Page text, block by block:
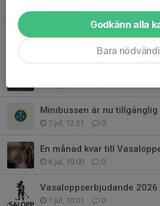
Minibussen är nu
7 jul, 12:51 0
En månad kvar till
6 jul, 10:00 0
1 jul, 10:01 0
Godkänn alla
Bara